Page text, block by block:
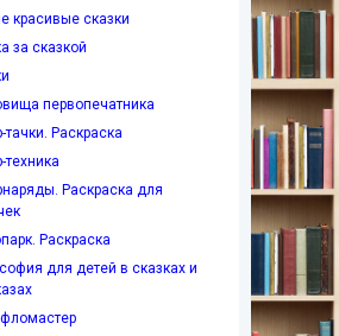
красивые сказки
за сказкой
первопечатника
тачки. Раскраска
техника
Раскраска для
Раскраска
для детей в сказках и